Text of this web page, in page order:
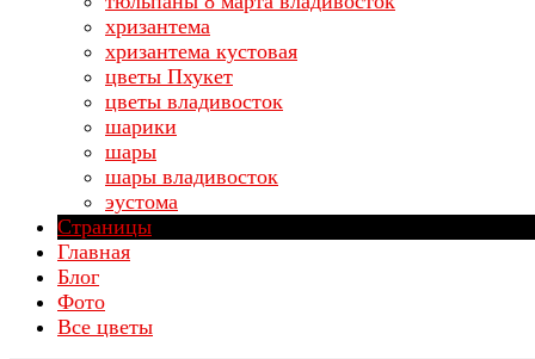
хризантема
хризантема кустовая
цветы Пхукет
цветы владивосток
шарики
шары
шары владивосток
эустома
Страницы
Главная
Блог
Фото
Все цветы